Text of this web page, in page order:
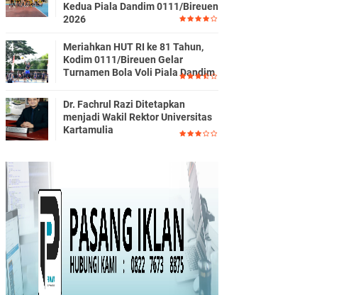
Kedua Piala Dandim 0111/Bireuen
2026
Meriahkan HUT RI ke 81 Tahun,
Kodim 0111/Bireuen Gelar
Turnamen Bola Voli Piala Dandim
Dr. Fachrul Razi Ditetapkan
menjadi Wakil Rektor Universitas
Kartamulia